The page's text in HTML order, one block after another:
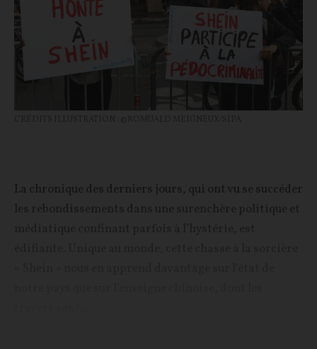
La chronique des derniers jours, qui ont vu se succéder